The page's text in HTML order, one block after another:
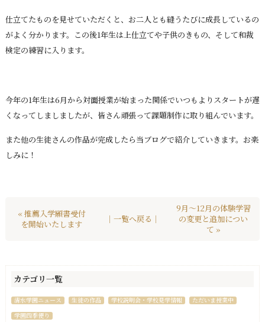
仕立てたものを見せていただくと、お二人とも縫うたびに成長しているの
がよく分かります。この後1年生は上仕立てや子供のきもの、そして和裁
検定の練習に入ります。
今年の1年生は6月から対面授業が始まった関係でいつもよりスタートが遅
くなってしましましたが、皆さん頑張って課題制作に取り組んでいます。
また他の生徒さんの作品が完成したら当ブログで紹介していきます。お楽
しみに！
« 推薦入学願書受付
を開始いたします
｜一覧へ戻る｜
9月～12月の体験学習
の変更と追加につい
て »
カテゴリ一覧
清水学園ニュース 生徒の作品 学校説明会・学校見学情報
ただいま授業中
学園四季便り